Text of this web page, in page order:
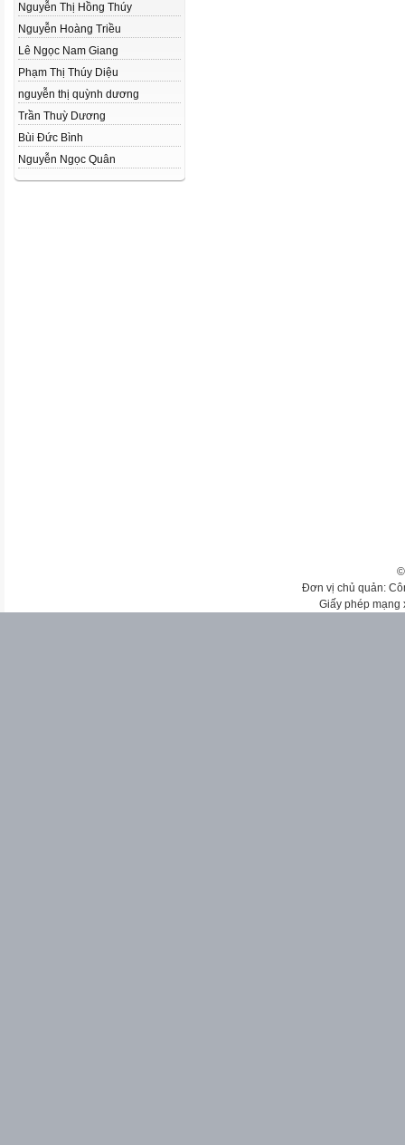
Nguyễn Thị Hồng Thúy
Nguyễn Hoàng Triều
Lê Ngọc Nam Giang
Phạm Thị Thúy Diệu
nguyễn thị quỳnh dương
Trần Thuỳ Dương
Bùi Đức Bình
Nguyễn Ngọc Quân
Đơn vị chủ quản:
Giấy phép mạng